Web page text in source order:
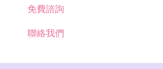
免費諮詢
聯絡我們